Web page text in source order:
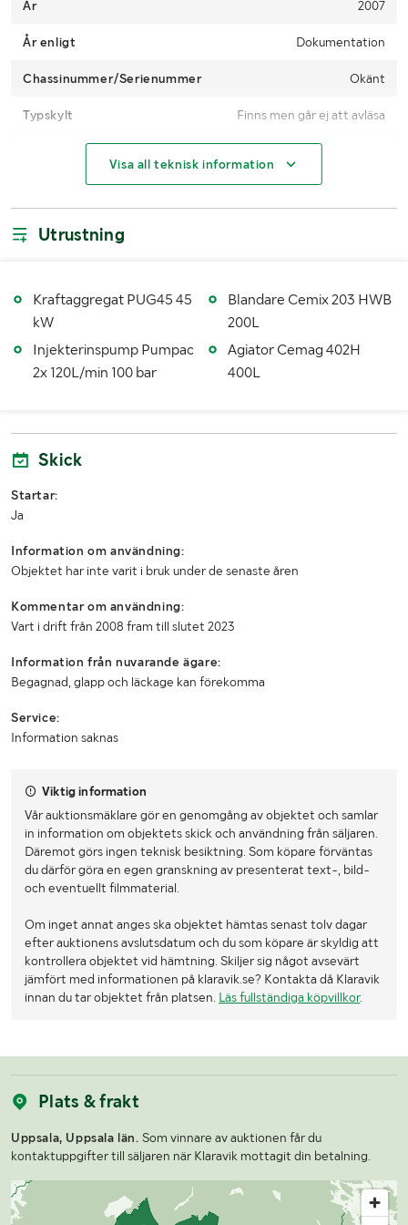
År 2007
År enligt Dokumentation
Chassinummer/Serienummer Okänt
Typskylt Finns men går ej att avläsa
Vikt (kg)
Höjd (mm) 2.7 m
Visa all teknisk information
Utrustning
Kraftaggregat PUG45 45
kW
Injekterinspump Pumpac
2x 120L/min 100 bar
Blandare Cemix 203 HWB
200L
Agiator Cemag 402H
400L
Skick
Startar:
Ja
Information om användning:
Objektet har inte varit i bruk under de senaste åren
Kommentar om användning:
Vart i drift från 2008 fram till slutet 2023
Information från nuvarande ägare:
Begagnad, glapp och läckage kan förekomma
Service:
Information saknas
Viktig information
Vår auktionsmäklare gör en genomgång av objektet och samlar
in information om objektets skick och användning från säljaren.
Däremot görs ingen teknisk besiktning. Som köpare förväntas
du därför göra en egen granskning av presenterat text-, bild-
och eventuellt filmmaterial.
Om inget annat anges ska objektet hämtas senast tolv dagar
efter auktionens avslutsdatum och du som köpare är skyldig att
kontrollera objektet vid hämtning. Skiljer sig något avsevärt
jämfört med informationen på klaravik.se? Kontakta då Klaravik
innan du tar objektet från platsen. Läs fullständiga köpvillkor.
Plats & frakt
Uppsala, Uppsala län. Som vinnare av auktionen får du
kontaktuppgifter till säljaren när Klaravik mottagit din betalning.